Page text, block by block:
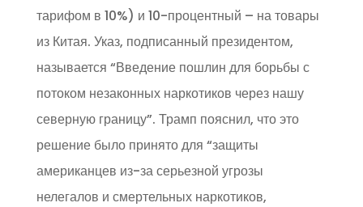
тарифом в 10%) и 10-процентный – на товары
из Китая. Указ, подписанный президентом,
называется “Введение пошлин для борьбы с
потоком незаконных наркотиков через нашу
северную границу”. Трамп пояснил, что это
решение было принято для “защиты
американцев из-за серьезной угрозы
нелегалов и смертельных наркотиков,